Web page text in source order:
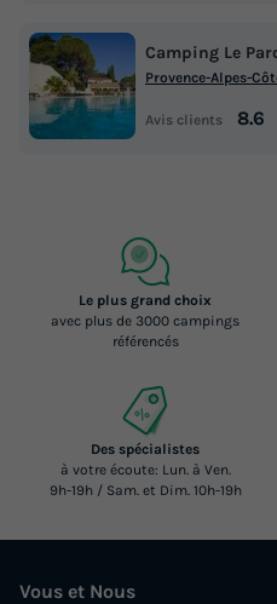
Camping Le
Provence-Alpes-
Avis clients 8.6
Le plus grand choix
avec plus de 3000 campings
référencés
Des spécialistes
à votre écoute: Lun. à Ven.
9h-19h / Sam. et Dim. 10h-19h
Vous et Nous